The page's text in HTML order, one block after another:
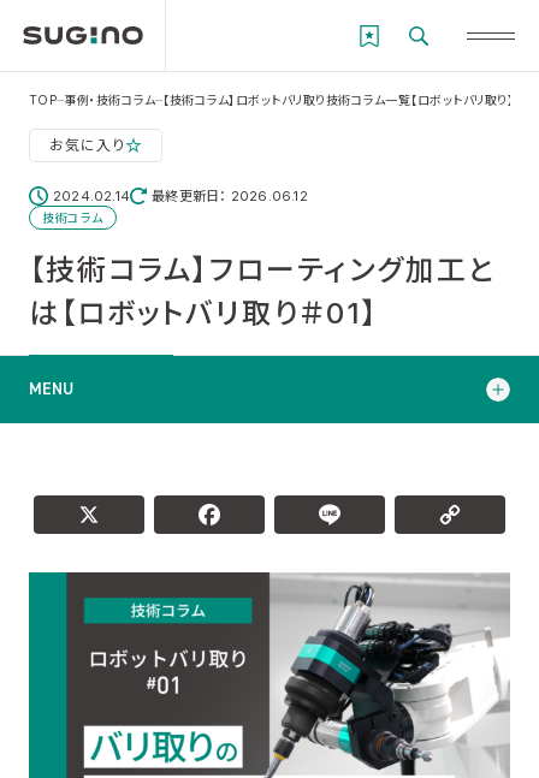
TOP 事例・技術コラム 【技術コラム】ロボットバリ取り技術コラム一覧【ロボットバリ取り】
お気に入り
2024.02.14 最終更新日： 2026.06.12
技術コラム
【技術コラム】フローティング加工と
は【ロボットバリ取り＃01】
MENU
フローティング加工のメリット
進化版フローティング加工「SMOOTH REACTIVE」
バリ取りの自動化でお困りではありませんか？
トピックス